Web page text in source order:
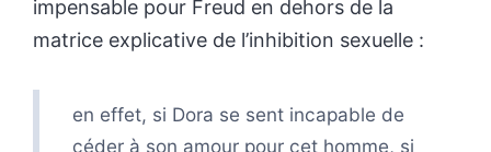
impensable pour Freud en dehors de la
matrice explicative de l’inhibition sexuelle :
en effet, si Dora se sent incapable de
céder à son amour pour cet homme, si